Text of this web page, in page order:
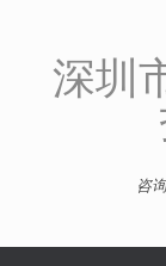
深圳
咨